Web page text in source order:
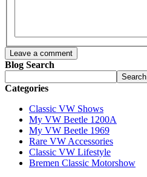
Leave a comment
Blog Search
Search
Categories
Classic VW Shows
My VW Beetle 1200A
My VW Beetle 1969
Rare VW Accessories
Classic VW Lifestyle
Bremen Classic Motorshow